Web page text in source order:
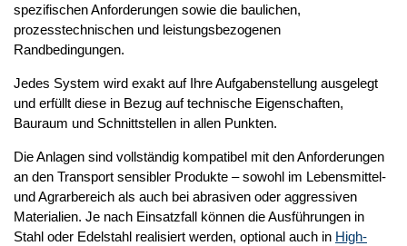
spezifischen Anforderungen sowie die baulichen,
prozesstechnischen und leistungsbezogenen
Randbedingungen.
Jedes System wird exakt auf Ihre Aufgabenstellung ausgelegt
und erfüllt diese in Bezug auf technische Eigenschaften,
Bauraum und Schnittstellen in allen Punkten.
Die Anlagen sind vollständig kompatibel mit den Anforderungen
an den Transport sensibler Produkte – sowohl im Lebensmittel-
und Agrarbereich als auch bei abrasiven oder aggressiven
Materialien. Je nach Einsatzfall können die Ausführungen in
Stahl oder Edelstahl realisiert werden, optional auch in High-